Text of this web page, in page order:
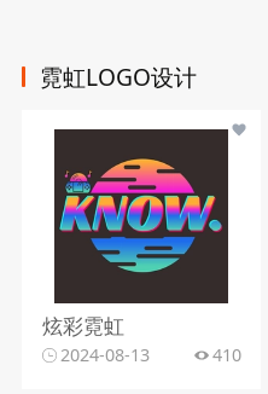
霓虹LOGO设计
炫彩霓虹
2024-08-13 410